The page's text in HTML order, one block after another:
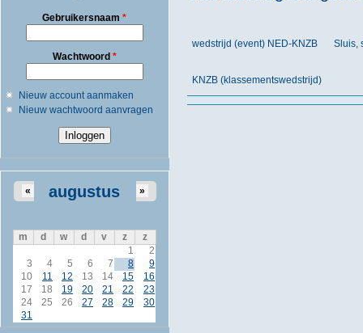
Gebruikersnaam*
Wachtwoord *
Nieuw account aanmaken
Nieuw wachtwoord aanvragen
augustus
« »
m d w d v z
z
1
2
3
4 5 6 7 8
9
10
11 12 13 14 15
16
17
18 19 20 21 22
23
24
25 26 27 28 29
30
31
wedstrijd (event) NED-KNZB Sluis,
KNZB (klassementswedstrijd)